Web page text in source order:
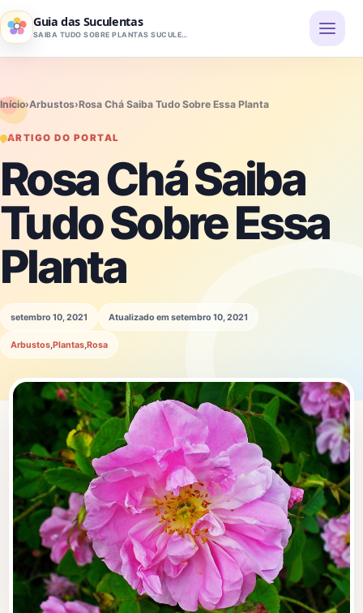
Pular para o conteúdo
Guia das Suculentas
SAIBA TUDO SOBRE PLANTAS SUCULENTAS
Início›Arbustos›Rosa Chá Saiba Tudo Sobre Essa Planta
ARTIGO DO PORTAL
Rosa Chá Saiba
Tudo Sobre Essa
Planta
setembro 10, 2021 Atualizado em setembro 10, 2021
Arbustos Plantas Rosa